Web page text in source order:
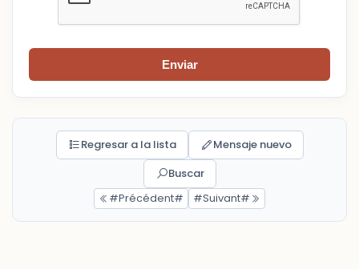
Enviar
Regresar a la lista
Mensaje nuevo
Buscar
#Précédent#
#Suivant#